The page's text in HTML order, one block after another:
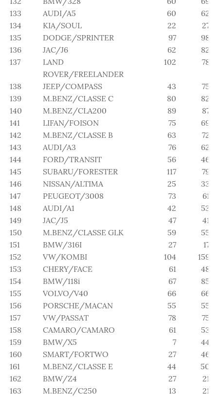
133
AUDI/A5 60
62
134
KIA/SOUL 22
27
135
DODGE/SPRINTER 97
98
136
JAC/J6 62
82
137
LAND
ROVER/FREELANDER
102 78
138 JEEP/COMPASS 43
75
139
M.BENZ/CLASSE C 80
82
140
M.BENZ/CLA200 89
87
141
LIFAN/FOISON 75
69
142
M.BENZ/CLASSE B 63
72
143
AUDI/A3 76
62
144
FORD/TRANSIT 56
46
145
SUBARU/FORESTER 117
79
146
NISSAN/ALTIMA 25
33
147
PEUGEOT/3008 73
61
148
AUDI/A1 42
53
149
JAC/J5 47
41
150
M.BENZ/CLASSE GLK 59
55
151
BMW/316I 27
17
152
VW/KOMBI 104
159
153
CHERY/FACE 61
48
154
BMW/118i 67
85
155
VOLVO/V40 66
66
156
PORSCHE/MACAN 55
55
157
VW/PASSAT 78
75
158
CAMARO/CAMARO 61
53
159
BMW/X5 7
44
160
SMART/FORTWO 27
46
161
M.BENZ/CLASSE E 44
50
162
BMW/Z4 27
21
163
M.BENZ/C250 13
21